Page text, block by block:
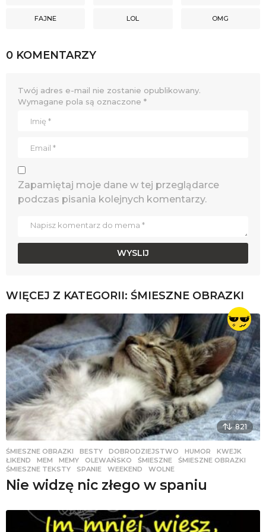
FAJNE LOL OMG
0 KOMENTARZY
Twój adres e-mail nie zostanie opublikowany.
Wymagane pola są oznaczone *
Zapamiętaj moje dane w tej przeglądarce
podczas pisania kolejnych komentarzy.
WIĘCEJ Z KATEGORII: ŚMIESZNE OBRAZKI
821
ŚMIESZNE OBRAZKI BESTY ,DOBRODZIEJSTWO ,HUMOR ,KWEJK
ŁIKEND
,MEM ,MEMY ,OLEWAŃSKO ,ŚMIESZNE ,ŚMIESZNE OBRAZKI
ŚMIESZNE TEKSTY
,SPANIE ,WEEKEND ,WOLNE
Nie widzę nic złego w spaniu